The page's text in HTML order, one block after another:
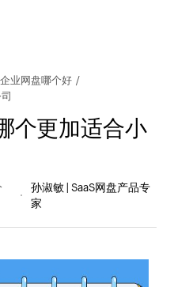
企业网盘哪个好 /
个更加适合小
孙淑敏 | SaaS网盘产品专
家